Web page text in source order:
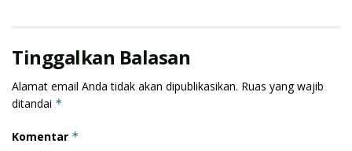
angka 25.28%, demikian pun soal Stunting dan rawan
budaya juga dapat meningkatkan ekonomi
Tinggalkan Balasan
Alamat email Anda tidak akan dipublikasikan. Ruas yang wajib
ditandai *
Komentar *